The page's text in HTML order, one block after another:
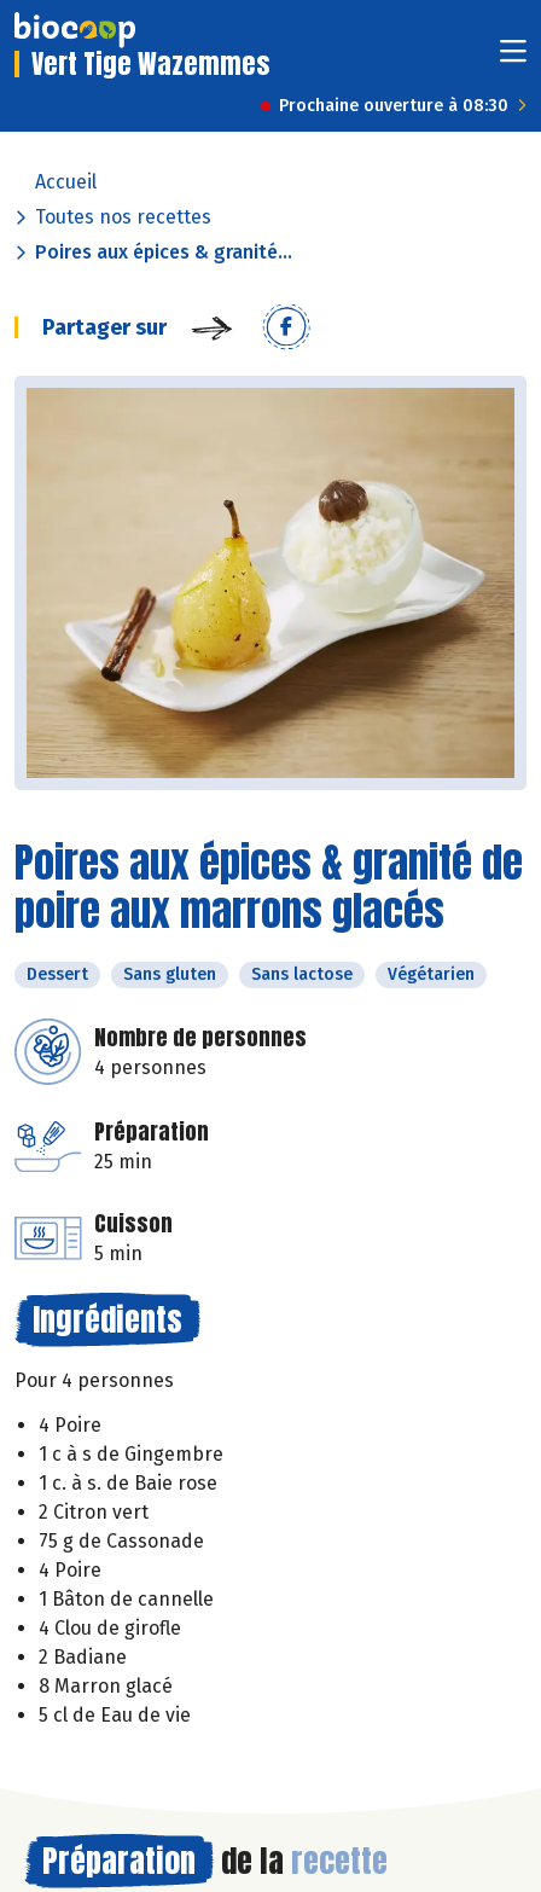
Vert Tige Wazemmes
Prochaine ouverture à 08:30
Accueil
Toutes nos recettes
Poires aux épices & granité...
Partager sur
Poires aux épices & granité de
poire aux marrons glacés
Dessert Sans gluten Sans lactose Végétarien
Nombre de personnes
4 personnes
Préparation
25 min
Cuisson
5 min
Ingrédients
Pour 4 personnes
4 Poire
1 c à s de Gingembre
1 c. à s. de Baie rose
2 Citron vert
75 g de Cassonade
4 Poire
1 Bâton de cannelle
4 Clou de girofle
2 Badiane
8 Marron glacé
5 cl de Eau de vie
Préparation de la recette